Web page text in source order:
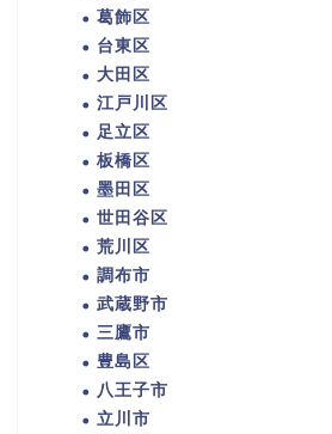
葛飾区
台東区
大田区
江戸川区
足立区
板橋区
墨田区
世田谷区
荒川区
調布市
武蔵野市
三鷹市
豊島区
八王子市
立川市